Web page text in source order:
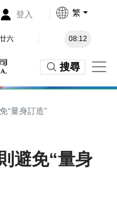
登入 繁
六 08:12
搜尋
“量身訂造”
避免“量身